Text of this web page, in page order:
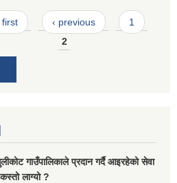
first ‹ previous
1
2
गाउँपालिकाले प्रदान गर्दै आइरहेको सेवा
लाग्यो ?